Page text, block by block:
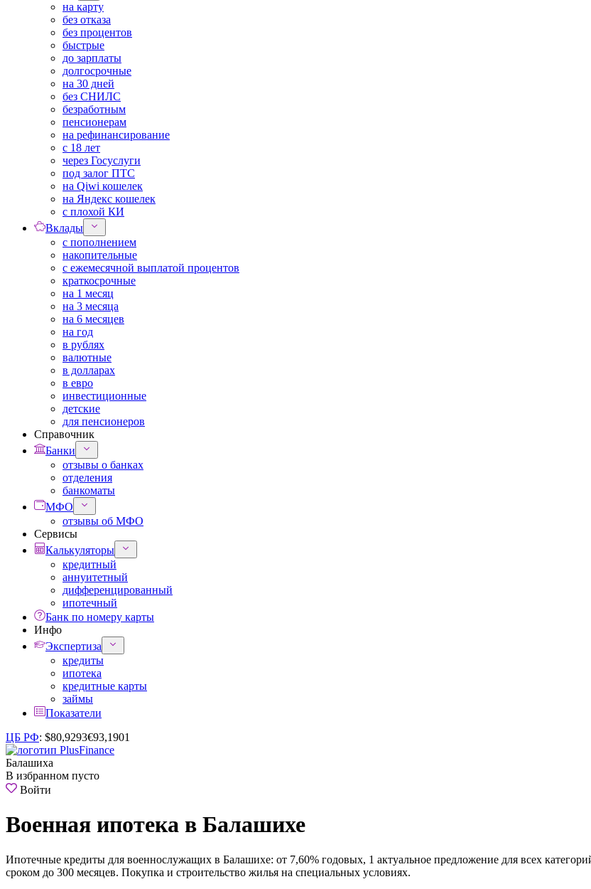
на карту
без отказа
без процентов
быстрые
до зарплаты
долгосрочные
на 30 дней
без СНИЛС
безработным
пенсионерам
на рефинансирование
с 18 лет
через Госуслуги
под залог ПТС
на Qiwi кошелек
на Яндекс кошелек
с плохой КИ
Вклады
с пополнением
накопительные
с ежемесячной выплатой процентов
краткосрочные
на 1 месяц
на 3 месяца
на 6 месяцев
на год
в рублях
валютные
в долларах
в евро
инвестиционные
детские
для пенсионеров
Справочник
Банки
отзывы о банках
отделения
банкоматы
МФО
отзывы об МФО
Сервисы
Калькуляторы
кредитный
аннуитетный
дифференцированный
ипотечный
Банк по номеру карты
Инфо
Экспертиза
кредиты
ипотека
кредитные карты
займы
Показатели
ЦБ РФ: $80,9293€93,1901
Балашиха
В избранном пусто
Войти
Военная ипотека в Балашихе
Ипотечные кредиты для военнослужащих в Балашихе: от 7,60% годовых, 1 актуальное предложение для всех
сроком до 300 месяцев. Покупка и строительство жилья на специальных условиях.